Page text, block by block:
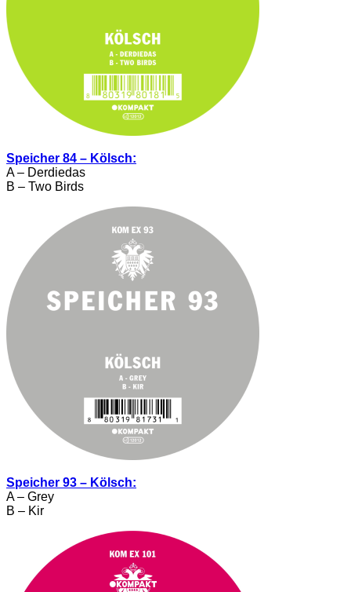
Speicher 84 – Kölsch:
A – Derdiedas
B – Two Birds
Speicher 93 – Kölsch:
A – Grey
B – Kir